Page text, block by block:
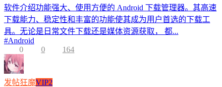
软件介绍功能强大、使用方便的 Android 下载管理器。其高速
下载能力、稳定性和丰富的功能使其成为用户首选的下载工
具。无论是日常文件下载还是媒体资源获取， 都...
#Android
0
0 164
发帖狂魔VIP2